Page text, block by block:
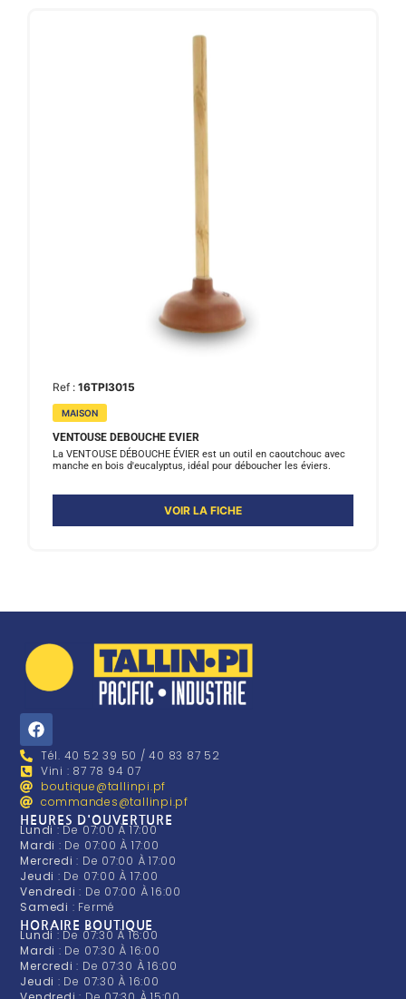
Ref : 16TPI3015
MAISON
VENTOUSE DEBOUCHE EVIER
La VENTOUSE DÉBOUCHE ÉVIER est un outil en caoutchouc avec
manche en bois d'eucalyptus, idéal pour déboucher les éviers.
VOIR LA FICHE
Tél. 40 52 39 50 / 40 83 87 52
Vini : 87 78 94 07
boutique@tallinpi.pf
commandes@tallinpi.pf
HEURES D'OUVERTURE
Lundi: De 07:00 À 17:00
Mardi : De 07:00 À 17:00
Mercredi: De 07:00 À 17:00
Jeudi : De 07:00 À 17:00
Vendredi: De 07:00 À 16:00
Samedi : Fermé
HORAIRE BOUTIQUE
Lundi : De 07:30 À 16:00
Mardi : De 07:30 À 16:00
Mercredi: De 07:30 À 16:00
Jeudi : De 07:30 À 16:00